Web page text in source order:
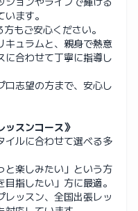
ます。
もご安心ください。
キュラムと、親身で熱意
に合わせて丁寧に指導し
ロ志望の方まで、安心し
ッスンコース》
イルに合わせて選べる多
と楽しみたい」という方
指したい」方に最適。
レッスン、全国出張レッ